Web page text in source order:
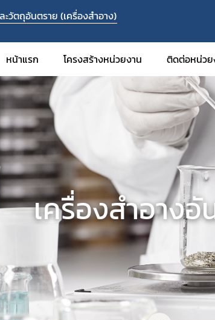
วัตถุอันตราย (เครื่องสำอาง)
หน้าแรก โครงสร้างหน่วยงาน ติดต่อหน่วย
เครื่องสำอางอั